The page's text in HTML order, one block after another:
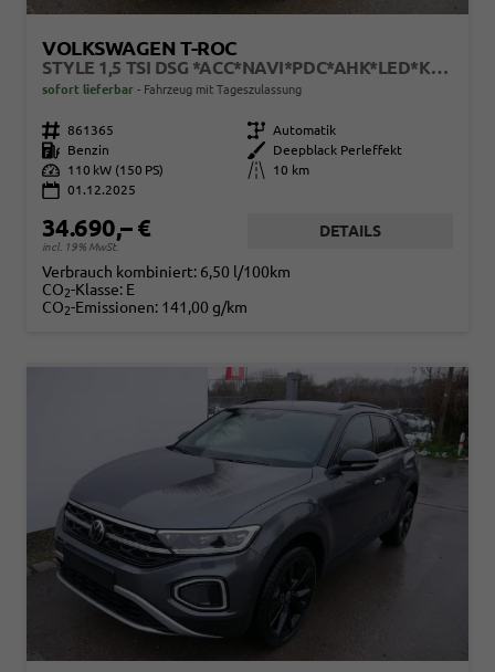
VOLKSWAGEN T-ROC
STYLE 1,5 TSI DSG *ACC*NAVI*PDC*AHK*LED*KAMERA*TEMPOMAT*19-ZOLL
sofort lieferbar Fahrzeug mit Tageszulassung
Fahrzeugnr. 861365 Getriebe
Automatik
Kraftstoff
Benzin Außenfarbe
Deepblack Perleffekt
Leistung
110 kW (150 PS) Kilometerstand
10 km
01.12.2025
34.690,– €
incl. 19% MwSt.
DETAILS
Verbrauch kombiniert: 6,50 l/100km
CO2-Klasse: E
CO2-Emissionen: 141,00 g/km